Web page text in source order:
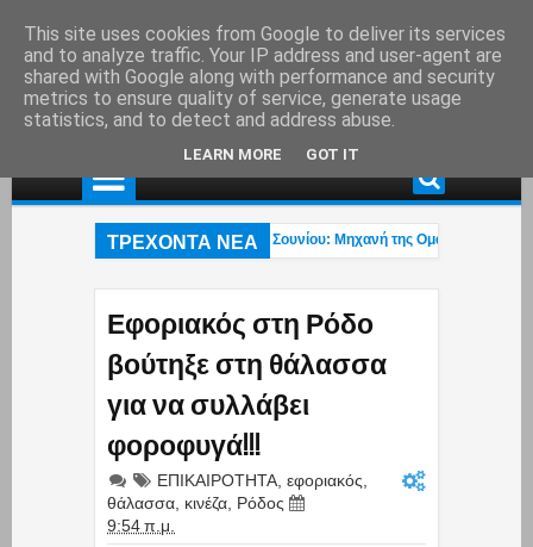
ΤΡΕΧΟΝΤΑ ΝΕΑ
Τροχαίο ατύχημα στη λεωφ. Αθηνών – Σουνίου: Μηχανή της Ομάδας ΔΙΑΣ
Εφοριακός στη Ρόδο
βούτηξε στη θάλασσα
για να συλλάβει
φοροφυγά!!!
ΕΠΙΚΑΙΡΟΤΗΤΑ εφοριακός
θάλασσα κινέζα Ρόδος
9:54 π.μ.
This site uses cookies from Google to deliver its services
and to analyze traffic. Your IP address and user-agent are
shared with Google along with performance and security
metrics to ensure quality of service, generate usage
statistics, and to detect and address abuse.
LEARN MORE GOT IT